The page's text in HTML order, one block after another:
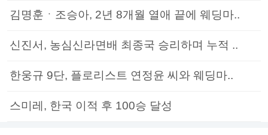
김명훈ㆍ조승아, 2년 8개월 열애 끝에 웨딩마..
신진서, 농심신라면배 최종국 승리하며 누적 ..
한웅규 9단, 플로리스트 연정윤 씨와 웨딩마..
스미레, 한국 이적 후 100승 달성